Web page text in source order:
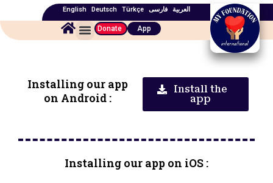
to
content
English Deutsch Türkçe فارسی العربیة
Menu
Donate App
Installing our app
on Android :
Install the
app
Installing our app on iOS :